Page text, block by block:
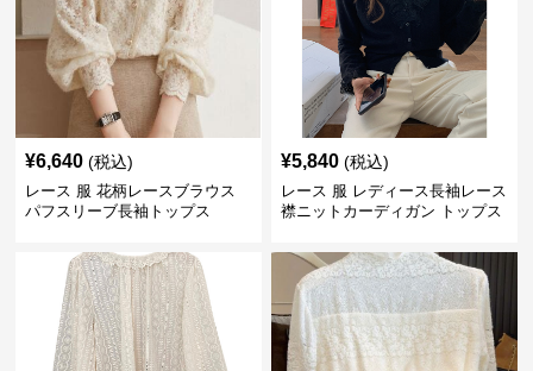
¥6,640 (税込)
レース 服 花柄レースブラウス
パフスリーブ長袖トップス
¥5,840 (税込)
レース 服 レディース長袖レース
襟ニットカーディガン トップス